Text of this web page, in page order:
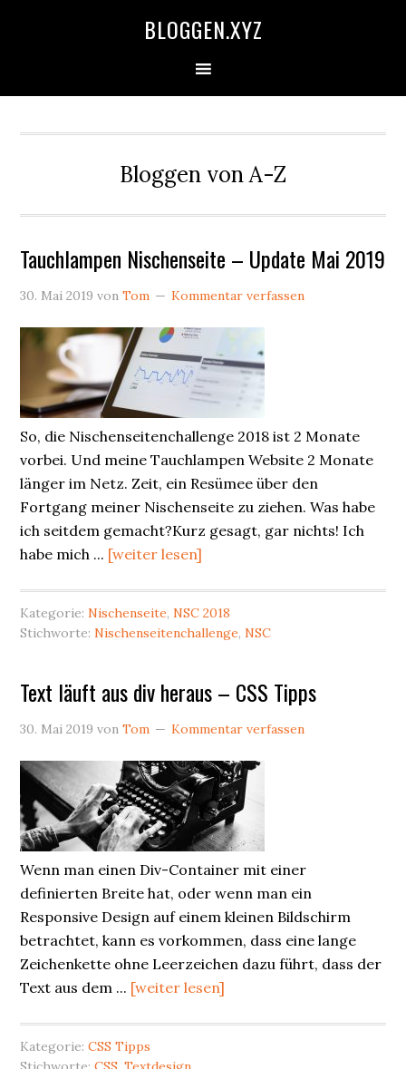
BLOGGEN.XYZ
Bloggen von A-Z
Tauchlampen Nischenseite – Update Mai 2019
30. Mai 2019 vonTom Kommentar verfassen
So, die Nischenseitenchallenge 2018 ist 2 Monate
vorbei. Und meine Tauchlampen Website 2 Monate
länger im Netz. Zeit, ein Resümee über den
Fortgang meiner Nischenseite zu ziehen. Was habe
ich seitdem gemacht?Kurz gesagt, gar nichts! Ich
habe mich ... [weiter lesen]
Kategorie:Nischenseite,NSC 2018
Stichworte:Nischenseitenchallenge,NSC
Text läuft aus div heraus – CSS Tipps
30. Mai 2019 vonTom Kommentar verfassen
Wenn man einen Div-Container mit einer
definierten Breite hat, oder wenn man ein
Responsive Design auf einem kleinen Bildschirm
betrachtet, kann es vorkommen, dass eine lange
Zeichenkette ohne Leerzeichen dazu führt, dass der
Text aus dem ... [weiter lesen]
Kategorie:CSS Tipps